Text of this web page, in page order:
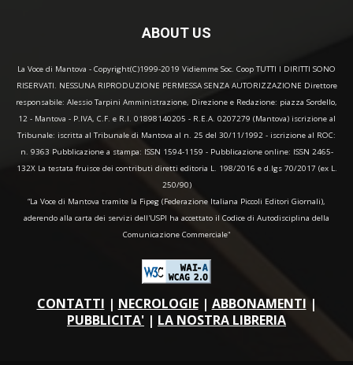
ABOUT US
La Voce di Mantova - Copyright(C)1999-2019 Vidiemme Soc. Coop TUTTI I DIRITTI SONO
RISERVATI. NESSUNA RIPRODUZIONE PERMESSA SENZA AUTORIZZAZIONE Direttore
responsabile: Alessio Tarpini Amministrazione, Direzione e Redazione: piazza Sordello,
12 - Mantova - P.IVA, C.F. e R.I. 01898140205 - R.E.A. 0207279 (Mantova) iscrizione al
Tribunale: iscritta al Tribunale di Mantova al n. 25 del 30/11/1992 - iscrizione al ROC:
n. 9363 Pubblicazione a stampa: ISSN 1594-1159 - Pubblicazione online: ISSN 2465-
132X La testata fruisce dei contributi diretti editoria L. 198/2016 e d.lgs 70/2017 (ex L.
250/90)
“La Voce di Mantova tramite la Fipeg (Federazione Italiana Piccoli Editori Giornali),
aderendo alla carta dei servizi dell'USPI ha accettato il Codice di Autodisciplina della
Comunicazione Commerciale"
CONTATTI | NECROLOGIE| ABBONAMENTI |
PUBBLICITA' | LA NOSTRA LIBRERIA